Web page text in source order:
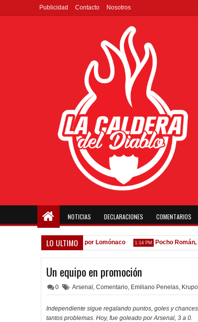
Publicidad Contacto Nosotros
NOTICIAS DECLARACIONES COMENTARIOS
LO ULTIMO
de la oferta formal por Lomónaco 1:14 PM Pocho Román, al
Un equipo en promoción
0 Arsenal , Comentario, Emiliano Penelas,
Independiente sigue regalando puntos, goles y
tantos problemas. Hoy, fue goleado por Arsenal, 3 a 0.